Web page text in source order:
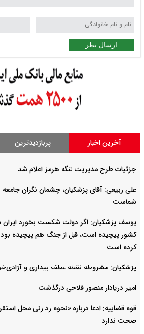
ارسال نظر
آخرین اخبار پربازدیدترین
جزئیات طرح مدیریت تنگه هرمز اعلام شد
علی ربیعی: آقای پزشکیان، چشمان نگران جامعه
شماست
یوسف پزشکیان: اگر دولت شکست بخورد
کشور پیچیده است، قبل از جنگ هم پیچیده
کرده است
پزشکیان: مشروطه نقطه عطف بیداری و
امیر دریادار منصور فلاحی درگذشت
قوه قضاییه: ادعا درباره «نحوه رد زنی محل
صحت ندارد